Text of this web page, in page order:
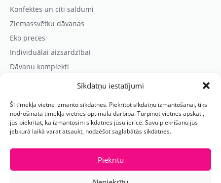
Sīkdatņu iestatījumi
Šī tīmekļa vietne izmanto sīkdatnes. Piekrītot sīkdatņu izmantošanai, tiks
nodrošināta tīmekļa vietnes optimāla darbība. Turpinot vietnes apskati,
jūs piekrītat, ka izmantosim sīkdatnes jūsu ierīcē. Savu piekrišanu jūs
jebkurā laikā varat atsaukt, nodzēšot saglabātās sīkdatnes.
Piekrītu
Konfektes un citi saldumi
Ziemassvētku dāvanas
Eko preces
Individuālai aizsardzībai
Dāvanu komplekti
Kontaktinformācija
Prezentreklāmas aģentūra “PARIS”
Reģ.nr.: 40103625328